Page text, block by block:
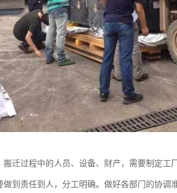
迁过程中的人员、设备、财产，需要制定工
到责任到人，分工明确。做好各部门的协调